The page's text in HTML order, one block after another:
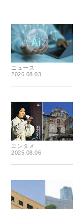
ニュース
2026.08.03
エンタメ
2025.08.06